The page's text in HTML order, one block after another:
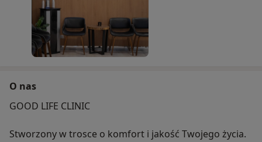
O nas
GOOD LIFE CLINIC
Stworzony w trosce o komfort i jakość Twojego życia.